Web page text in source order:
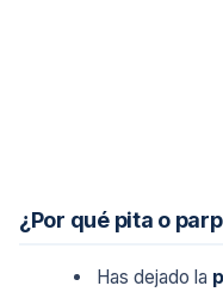
¿Por qué pita o
Has dejado la